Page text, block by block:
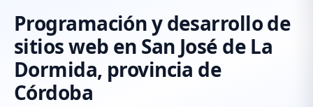
Programación y desarrollo de
sitios web en San José de La
Dormida, provincia de
Córdoba